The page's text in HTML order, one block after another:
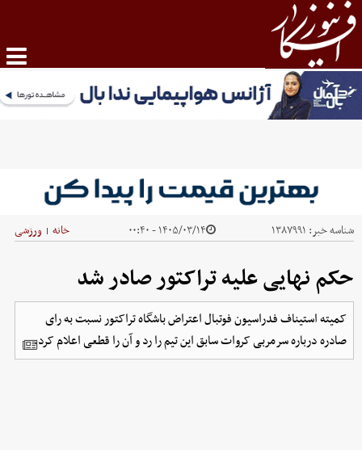
شناسه خبر: ۱۳۸۷۹۹۱ ۱۴۰۵/۰۳/۱۴ - ۰۰:۴۰ خانه | ورزشی
حکم نهایی علیه تراکتور صادر شد
کمیته استیناف فدراسیون فوتبال اعتراض باشگاه تراکتور نسبت به رای
صادره درباره سرمربی کروات سابق این تیم را رد و آن را قطعی اعلام کرد.